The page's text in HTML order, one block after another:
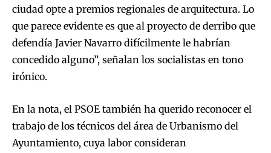
ciudad opte a premios regionales de arquitectura. Lo
que parece evidente es que al proyecto de derribo que
defendía Javier Navarro difícilmente le habrían
concedido alguno”, señalan los socialistas en tono
irónico.
En la nota, el PSOE también ha querido reconocer el
trabajo de los técnicos del área de Urbanismo del
Ayuntamiento, cuya labor consideran